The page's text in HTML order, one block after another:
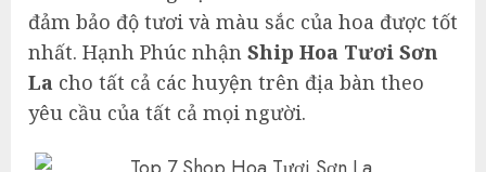
đảm bảo độ tươi và màu sắc của hoa được tốt
nhất. Hạnh Phúc nhận Ship Hoa Tươi Sơn
La cho tất cả các huyện trên địa bàn theo
yêu cầu của tất cả mọi người.